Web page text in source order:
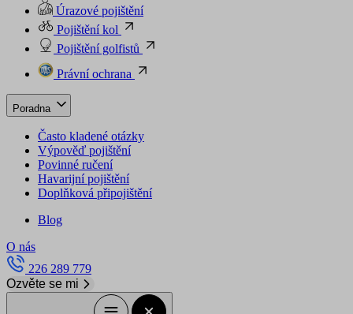
Úrazové pojištění
Pojištění kol
Pojištění golfistů
Právní ochrana
Poradna
Často kladené otázky
Výpověď pojištění
Povinné ručení
Havarijní pojištění
Doplňková připojištění
Blog
O nás
226 289 779
Ozvěte se mi